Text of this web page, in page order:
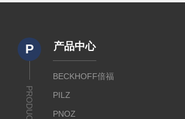
P
PRODUCTS
产品中心
BECKHOFF倍福
PILZ
PNOZ